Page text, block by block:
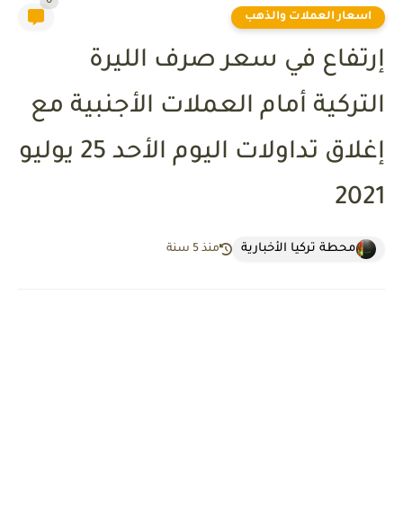
اسعار العملات والذهب
إرتفاع في سعر صرف الليرة
التركية أمام العملات الأجنبية مع
إغلاق تداولات اليوم الأحد 25 يوليو
2021
محطة تركيا الأخبارية منذ 5 سنة